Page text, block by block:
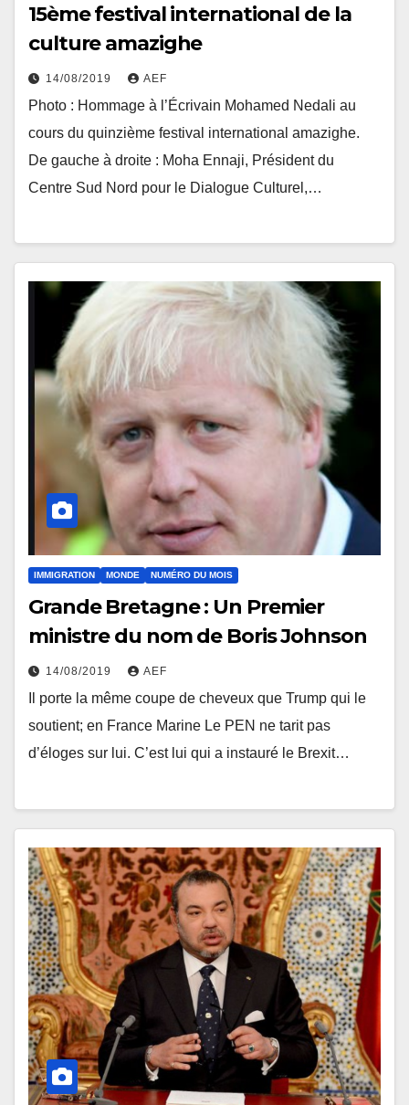
15ème festival international de la
culture amazighe
14/08/2019 AEF
Photo : Hommage à l’Écrivain Mohamed Nedali au
cours du quinzième festival international amazighe.
De gauche à droite : Moha Ennaji, Président du
Centre Sud Nord pour le Dialogue Culturel,…
IMMIGRATION MONDE NUMÉRO DU MOIS
Grande Bretagne : Un Premier
ministre du nom de Boris Johnson
14/08/2019 AEF
Il porte la même coupe de cheveux que Trump qui le
soutient; en France Marine Le PEN ne tarit pas
d’éloges sur lui. C’est lui qui a instauré le Brexit…